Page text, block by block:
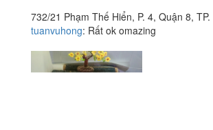
732/21 Phạm Thế Hiển, P. 4, Quận 8, TP.
tuanvuhong: Rất ok omazing